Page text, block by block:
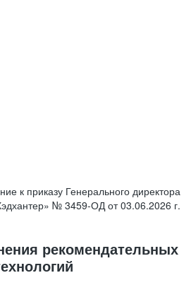
к приказу Генерального директора
№ 3459-ОД от 03.06.2026 г.
рекомендательных